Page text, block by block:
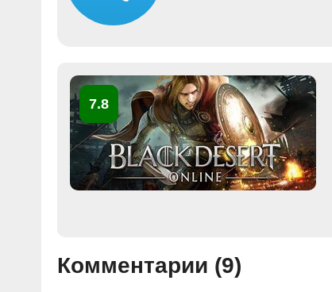
7.8
Комментарии (9)